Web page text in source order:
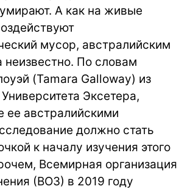
А как на живые
мусор, австралийским
По словам
(Tamara Galloway) из
Эксетера,
ее австралийскими
должно стать
к началу изучения этого
Всемирная организация
(ВОЗ) в 2019 году